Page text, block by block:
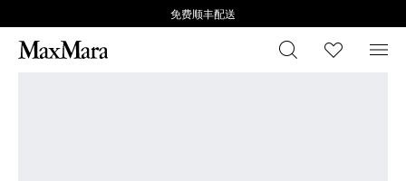
免费顺丰配送
搜索 心愿清
菜